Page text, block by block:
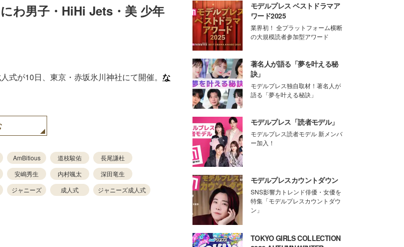
わ男子・HiHi Jets・美 少年
式が10日、東京・赤坂氷川神社にて開催。 な
AmBitious 道枝駿佑
長尾謙杜
安嶋秀生 内村颯太
深田竜生
ジャニーズ 成人式 ジャニーズ成人式
モデルプレス ベストドラマア
ワード2025
業界初！ 全プラットフォーム横断
の大規模読者参加型アワード
著名人が語る「夢を叶える秘
訣」
モデルプレス独自取材！著名人が
語る「夢を叶える秘訣」
モデルプレス「読者モデル」
モデルプレス読者モデル 新メンバ
ー加入！
モデルプレスカウントダウン
SNS影響力トレンド俳優・女優を
特集「モデルプレスカウントダウ
ン」
TOKYO GIRLS COLLECTION